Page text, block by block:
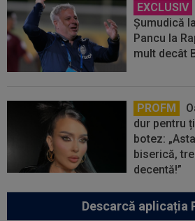
EXCLUSIV
Șumudică
Pancu la
mult decât
PROFM
dur pentru
botez:
biserică,
decentă!”
Descarcă aplicația